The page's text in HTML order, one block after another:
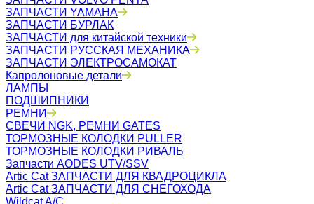
ЗАПЧАСТИ YAMAHA
ЗАПЧАСТИ БУРЛАК
ЗАПЧАСТИ для китайской техники
ЗАПЧАСТИ РУССКАЯ МЕХАНИКА
ЗАПЧАСТИ ЭЛЕКТРОСАМОКАТ
Капролоновые детали
ЛАМПЫ
ПОДШИПНИКИ
РЕМНИ
СВЕЧИ NGK, РЕМНИ GATES
ТОРМОЗНЫЕ КОЛОДКИ PULLER
ТОРМОЗНЫЕ КОЛОДКИ РИВАЛЬ
Запчасти AODES UTV/SSV
Artic Cat ЗАПЧАСТИ ДЛЯ КВАДРОЦИКЛА
Artic Cat ЗАПЧАСТИ ДЛЯ СНЕГОХОДА
Wildcat A/C